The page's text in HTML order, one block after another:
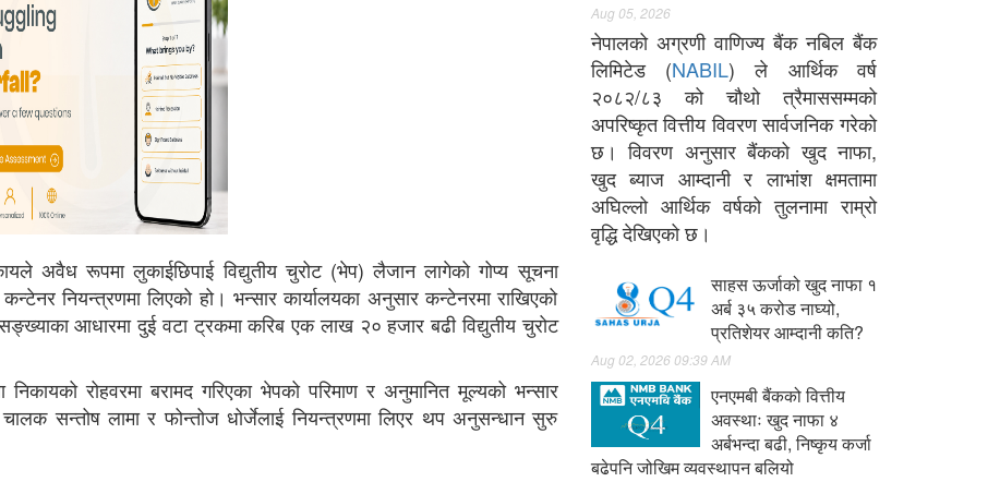
अवैध रूपमा लुकाईछिपाई विद्युतीय चुरोट (भेप) लैजान लागेको गोप्य सूचना
कन्टेनर नियन्त्रणमा लिएको हो। भन्सार कार्यालयका अनुसार कन्टेनरमा राखिएको
आधारमा दुई वटा ट्रकमा करिब एक लाख २० हजार बढी विद्युतीय चुरोट
निकायको रोहवरमा बरामद गरिएका भेपको परिमाण र अनुमानित मूल्यको भन्सार
सन्तोष लामा र फोन्तोज धोर्जेलाई नियन्त्रणमा लिएर थप अनुसन्धान सुरु
Aug 05, 2026
नेपालको अग्रणी वाणिज्य बैंक नबिल बैंक
लिमिटेड (NABIL) ले आर्थिक वर्ष
२०८२/८३ को चौथो त्रैमाससम्मको
अपरिष्कृत वित्तीय विवरण सार्वजनिक गरेको
छ। विवरण अनुसार बैंकको खुद नाफा,
खुद ब्याज आम्दानी र लाभांश क्षमतामा
अघिल्लो आर्थिक वर्षको तुलनामा राम्रो
वृद्धि देखिएको छ।
साहस ऊर्जाको खुद नाफा १
अर्ब ३५ करोड नाघ्यो,
प्रतिशेयर आम्दानी कति?
Aug 02, 2026 09:39 AM
एनएमबी बैंकको वित्तीय
अवस्थाः खुद नाफा ४
अर्बभन्दा बढी, निष्कृय कर्जा
बढेपनि जोखिम व्यवस्थापन बलियो